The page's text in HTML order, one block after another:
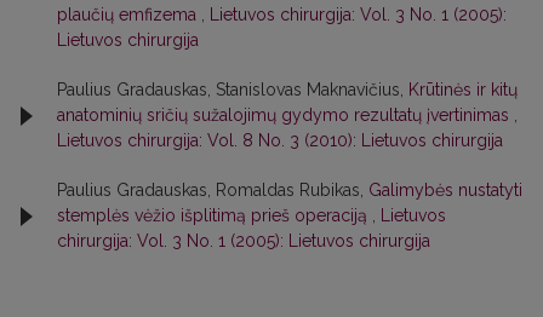
plaučių emfizema
Lietuvos chirurgija: Vol. 3 No. 1 (2005):
Lietuvos chirurgija
Paulius Gradauskas, Stanislovas Maknavičius,
Krūtinės ir kitų
anatominių sričių sužalojimų gydymo rezultatų įvertinimas
Lietuvos chirurgija: Vol. 8 No. 3 (2010): Lietuvos chirurgija
Paulius Gradauskas, Romaldas Rubikas, Galimybės nustatyti
stemplės vėžio išplitimą prieš operaciją
Lietuvos
chirurgija: Vol. 3 No. 1 (2005): Lietuvos chirurgija